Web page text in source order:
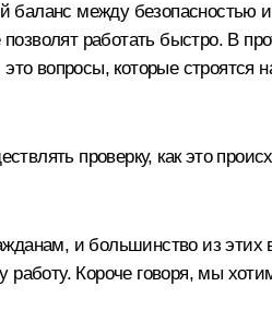
баланс между безопасностью
работать быстро. В
вопросы, которые
проверку, как это
и большинство из этих
Короче говоря, мы